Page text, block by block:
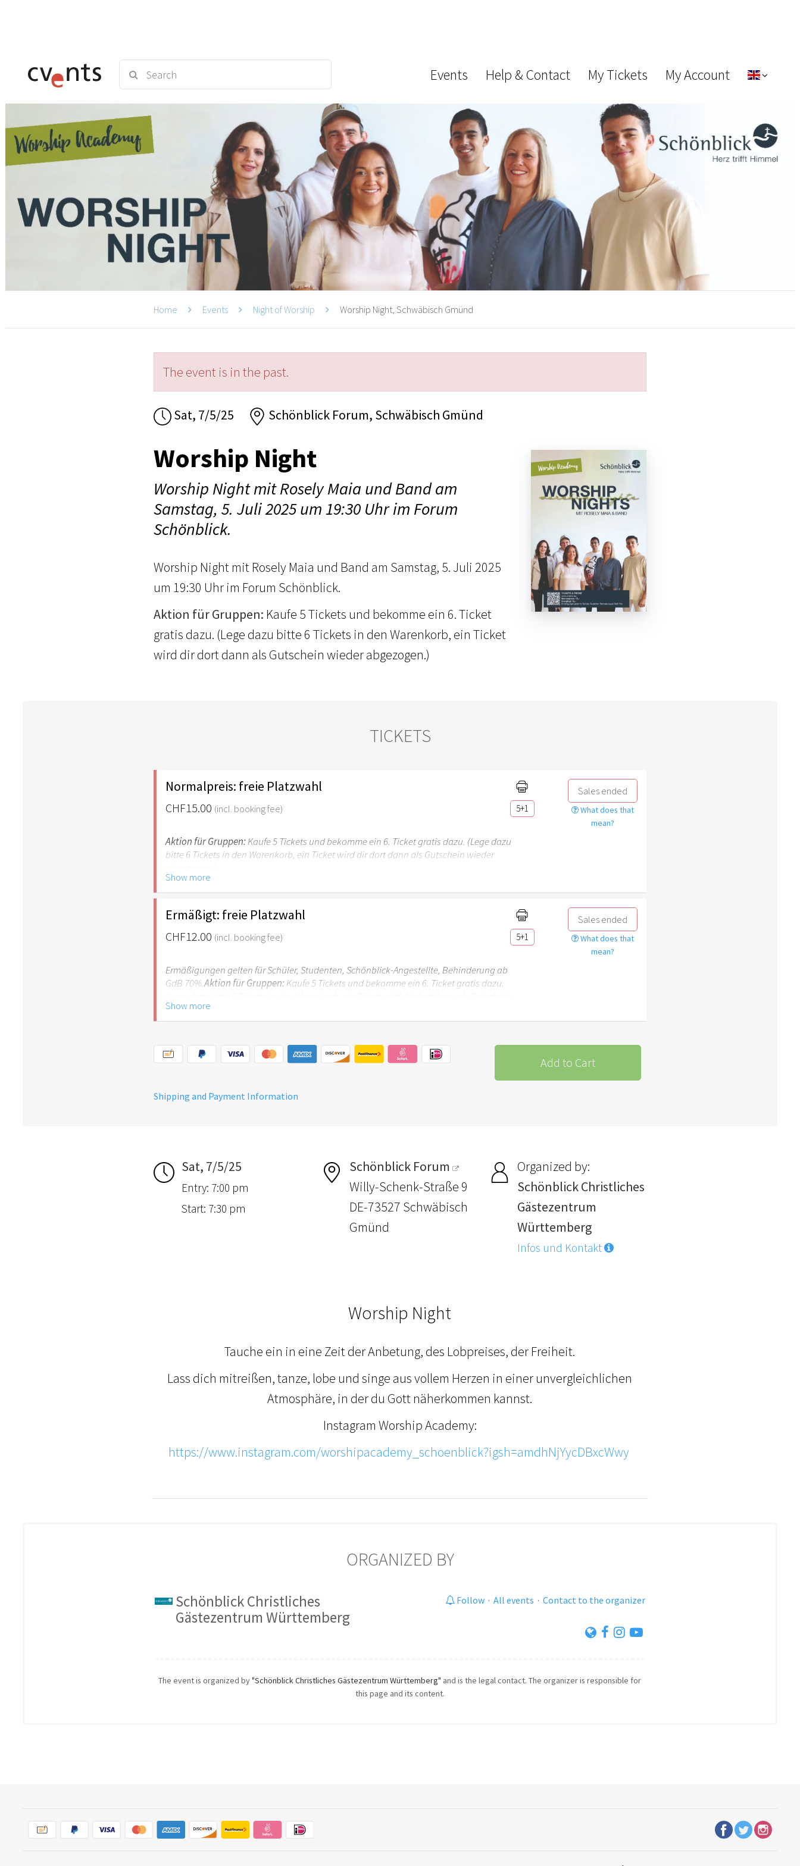
Events Help & Contact My Tickets My Account
Home Events Night of Worship Worship Night, Schwäbisch Gmünd
The event is in the past.
Sat, 7/5/25 Schönblick Forum, Schwäbisch Gmünd
Worship Night
Worship Night mit Rosely Maia und Band am
Samstag, 5. Juli 2025 um 19:30 Uhr im Forum
Schönblick.
Worship Night mit Rosely Maia und Band am Samstag, 5. Juli 2025
um 19:30 Uhr im Forum Schönblick.
Aktion für Gruppen: Kaufe 5 Tickets und bekomme ein 6. Ticket
gratis dazu. (Lege dazu bitte 6 Tickets in den Warenkorb, ein Ticket
wird dir dort dann als Gutschein wieder abgezogen.)
TICKETS
Normalpreis: freie Platzwahl
CHF15.00 (incl. booking fee) 5+1
Sales ended
What does that
mean?
Aktion für Gruppen:Kaufe 5 Tickets und bekomme ein 6. Ticket gratis dazu. (Lege dazu
bitte 6 Tickets in den Warenkorb, ein Ticket wird dir dort dann als Gutschein wieder
Show more
Ermäßigt: freie Platzwahl
CHF12.00 (incl. booking fee) 5+1
Sales ended
What does that
mean?
Ermäßigungen gelten für Schüler, Studenten, Schönblick-Angestellte, Behinderung ab
GdB 70%.Aktion für Gruppen: Kaufe 5 Tickets und bekomme ein 6. Ticket gratis dazu.
wieder abgezogen.)
Show more
Add to Cart
Shipping and Payment Information
Sat, 7/5/25
Entry: 7:00 pm
Start: 7:30 pm
Schönblick Forum
Willy-Schenk-Straße 9
DE-73527 Schwäbisch
Gmünd
Organized by:
Schönblick Christliches
Gästezentrum
Württemberg
Infos und Kontakt
Worship Night
Tauche ein in eine Zeit der Anbetung, des Lobpreises, der Freiheit.
Lass dich mitreißen, tanze, lobe und singe aus vollem Herzen in einer unvergleichlichen
Atmosphäre, in der du Gott näherkommen kannst.
Instagram Worship Academy:
https://www.instagram.com/worshipacademy_schoenblick?igsh=amdhNjYycDBxcWwy
ORGANIZED BY
Schönblick Christliches
Gästezentrum Württemberg
Follow· All events · Contact to the organizer
The event is organized by"Schönblick Christliches Gästezentrum Württemberg" and is the legal contact. The organizer is responsible for
this page and its content.